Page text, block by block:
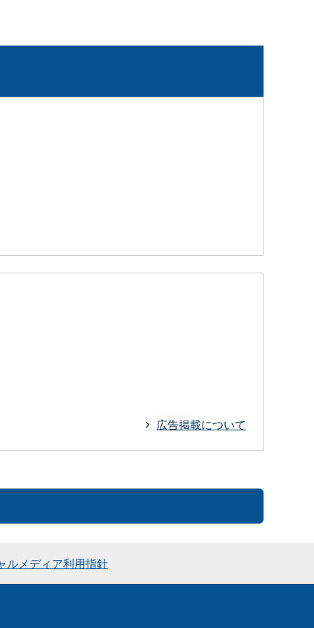
広告掲載について
ルメディア利用指針